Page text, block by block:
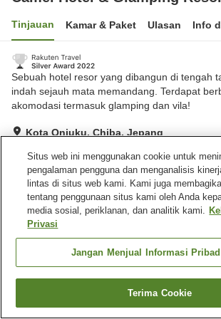
Tinjauan Kamar & Paket Ulasan Info
Sebuah hotel resor yang dibangun di tengah
indah sejauh mata memandang. Terdapat
akomodasi termasuk glamping dan vila!
Kota Onjuku, Chiba, Jepang
Hebat Ulasan:787
Fasilitas properti
Tempat parkir
Restoran
Beranda
Camel Hotel & Glamping ResortCari kamar
Situs web ini menggunakan cookie untuk
pengalaman pengguna dan menganalisis
lintas di situs web kami. Kami juga
tentang penggunaan situs kami oleh Anda
media sosial, periklanan, dan analitik kami.
Privasi
Jangan Menjual Informasi
Terima Cookie